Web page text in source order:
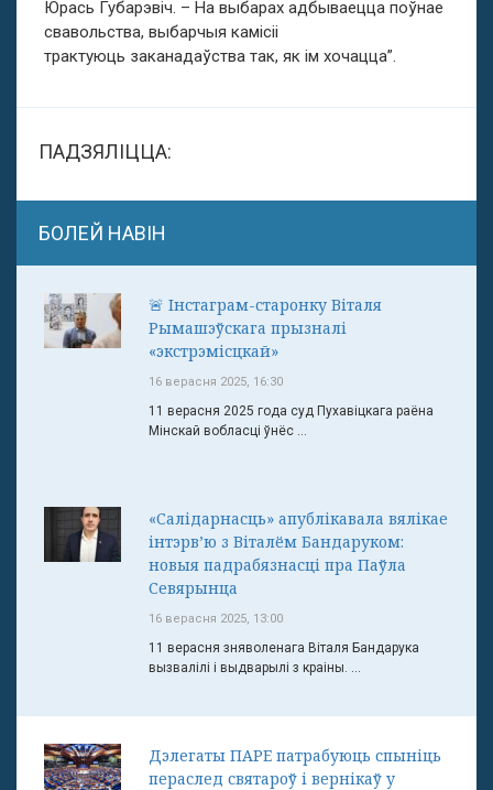
Юрась Губарэвіч. – На выбарах адбываецца поўнае
свавольства, выбарчыя камісіі
трактуюць заканадаўства так, як ім хочацца”.
ПАДЗЯЛІЦЦА:
БОЛЕЙ НАВІН
🚨 Інстаграм-старонку Віталя
Рымашэўскага прызналі
«экстрэмісцкай»
16 верасня 2025, 16:30
11 верасня 2025 года суд Пухавіцкага раёна
Мінскай вобласці ўнёс ...
«Салідарнасць» апублікавала вялікае
інтэрв’ю з Віталём Бандаруком:
новыя падрабязнасці пра Паўла
Севярынца
16 верасня 2025, 13:00
11 верасня зняволенага Віталя Бандарука
вызвалілі і выдварылі з краіны. ...
Дэлегаты ПАРЕ патрабуюць спыніць
пераслед святароў і вернікаў у